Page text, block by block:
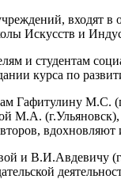
входят
Искусств и
и студентам
курса по
Гафитулину
М.А.
и В.И.Авдевичу